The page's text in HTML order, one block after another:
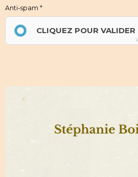
Anti-spam
CLIQUEZ POUR VALIDER